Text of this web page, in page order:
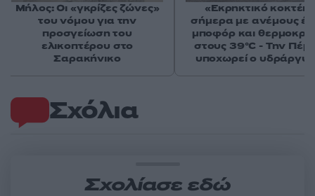
Σχόλια
Σχολίασε εδώ
Μήλος: Οι «γκρίζες ζώνες»
του νόμου για την
προσγείωση του
ελικοπτέρου στο
Σαρακήνικο
«Εκρηκτικό
σήμερα με ανέμους
μποφόρ και
στους 39°C - Την
υποχωρεί ο